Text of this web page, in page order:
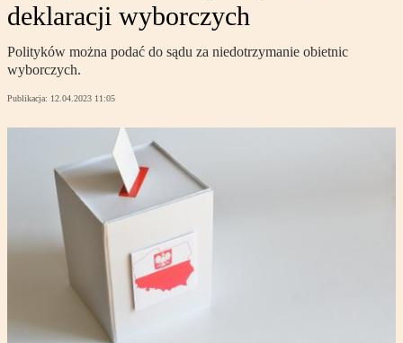
deklaracji wyborczych
Polityków można podać do sądu za niedotrzymanie obietnic
wyborczych.
Publikacja: 12.04.2023 11:05